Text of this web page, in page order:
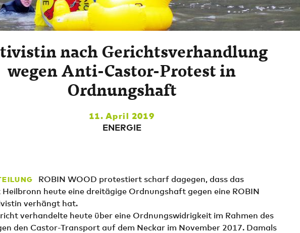
nach Gerichtsverhandlung
wegen Anti-Castor-Protest in
Ordnungshaft
11. April 2019
ENERGIE
ROBIN WOOD protestiert scharf dagegen, dass das
heute eine dreitägige Ordnungshaft gegen eine ROBIN
verhängt hat.
verhandelte heute über eine Ordnungswidrigkeit im Rahmen des
den Castor-Transport auf dem Neckar im November 2017. Damals